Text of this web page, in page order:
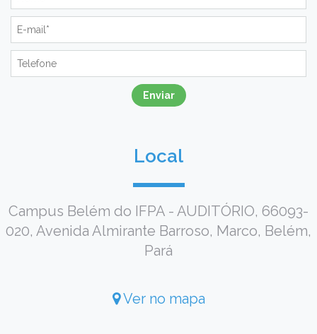
Enviar
Local
Campus Belém do IFPA - AUDITÓRIO, 66093-
020, Avenida Almirante Barroso, Marco, Belém,
Pará
Ver no mapa